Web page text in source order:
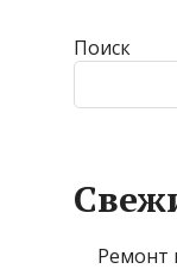
Поиск
Ремонт